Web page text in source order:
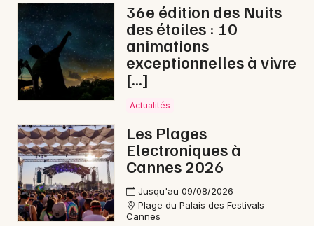
36e édition des Nuits
des étoiles : 10
animations
exceptionnelles à vivre
[…]
Actualités
Les Plages
Electroniques à
Cannes 2026
Jusqu'au 09/08/2026
Plage du Palais des Festivals -
Cannes